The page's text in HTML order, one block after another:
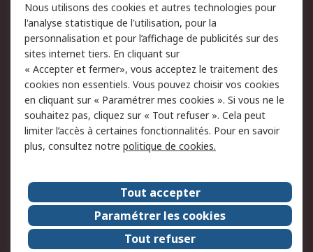
du site
Politique de protection
des données - Mise à
jour
Sécurité des E-mails
Conditions générales
de vente
Politique anti-
corruption
Campagnes marketing
A propos de RS
A propos de RS France
Evénements
Le groupe RS Group Plc
Presse
RS dans le monde
Démarche RSE
Nous rejoindre
RS Particuliers
Nous utilisons des cookies et autres technologies pour
l'analyse statistique de l'utilisation, pour la
personnalisation et pour l’affichage de publicités sur des
sites internet tiers. En cliquant sur
« Accepter et fermer», vous acceptez le traitement des
cookies non essentiels. Vous pouvez choisir vos cookies
en cliquant sur « Paramétrer mes cookies ». Si vous ne le
souhaitez pas, cliquez sur « Tout refuser ». Cela peut
limiter l’accès à certaines fonctionnalités. Pour en savoir
plus, consultez notre politique de cookies.
Tout accepter
Paramétrer les cookies
Tout refuser